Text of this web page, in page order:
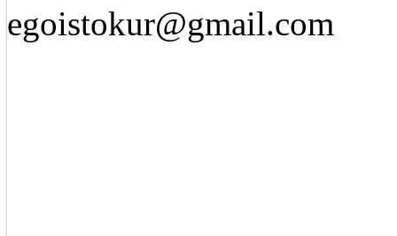
egoistokur@gmail.com